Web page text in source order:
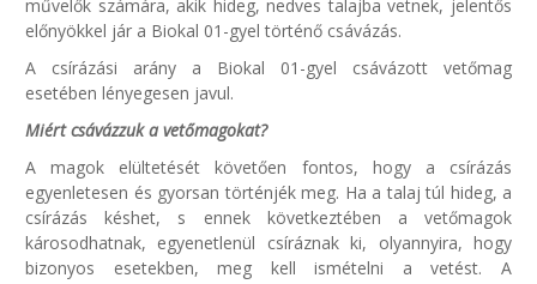
művelők számára, akik hideg, nedves talajba vetnek, jelentős
előnyökkel jár a Biokal 01-gyel történő csávázás.
A csírázási arány a Biokal 01-gyel csávázott vetőmag
esetében lényegesen javul.
Miért csávázzuk a vetőmagokat?
A magok elültetését követően fontos, hogy a csírázás
egyenletesen és gyorsan történjék meg. Ha a talaj túl hideg, a
csírázás késhet, s ennek következtében a vetőmagok
károsodhatnak, egyenetlenül csíráznak ki, olyannyira, hogy
bizonyos esetekben, meg kell ismételni a vetést. A